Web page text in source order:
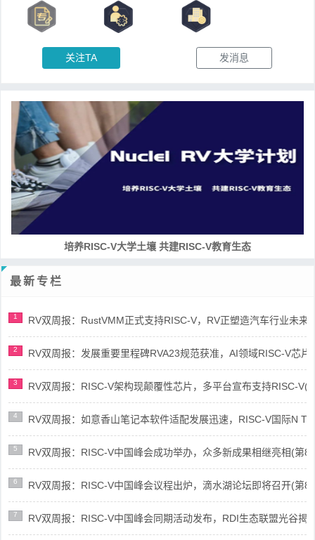
关注TA 发消息
培养RISC-V大学土壤 共建RISC-V教育生态
最新专栏
1 RV双周报：RustVMM正式支持RISC-V，RV正塑造汽车行业未来
2 RV双周报：发展重要里程碑RVA23规范获准，AI领域RISC-V芯
3 RV双周报：RISC-V架构现颠覆性芯片，多平台宣布支持RISC-V(
4 RV双周报：如意香山笔记本软件适配发展迅速，RISC-V国际N
5 RV双周报：RISC-V中国峰会成功举办，众多新成果相继亮相(第
6 RV双周报：RISC-V中国峰会议程出炉，滴水湖论坛即将召开(第
7 RV双周报：RISC-V中国峰会同期活动发布，RDI生态联盟光谷揭